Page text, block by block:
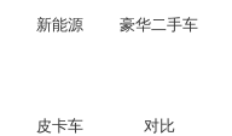
新能源 豪华二手车
皮卡车 对比